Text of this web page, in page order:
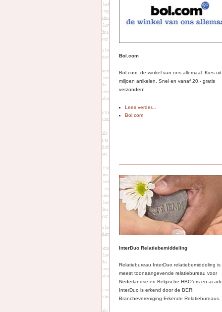
Bol.com
Bol.com, de winkel van ons allemaal. Kies
miljoen artikelen. Snel en vanaf 20,- gratis
verzonden!
Lees verder...
Bol.com
InterDuo Relatiebemiddeling
Relatiebureau InterDuo relatiebemiddeling is
meest toonaangevende relatiebureau voor
Nederlandse en Belgische HBO’ers en
InterDuo is erkend door de BER:
Branchevereniging Erkende Relatiebureaus.